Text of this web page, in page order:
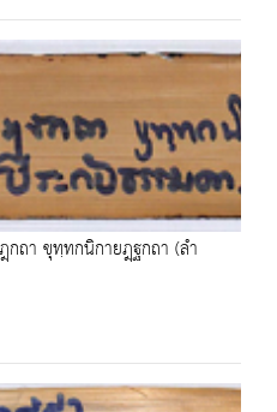
ถา ขุทฺทกนิกายฎฺฐกถา (ลำ